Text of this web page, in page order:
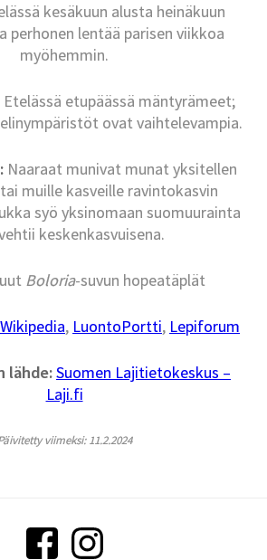
kesäkuun alusta heinäkuun
perhonen lentää parisen viikkoa
myöhemmin.
Etelässä etupäässä mäntyrämeet;
ovat vaihtelevampia.
Naaraat munivat munat yksitellen
muille kasveille ravintokasvin
syö yksinomaan suomuurainta
keskenkasvuisena.
Boloria-suvun hopeatäplät
Wikipedia, LuontoPortti, Lepiforum
lähde:Suomen Lajitietokeskus –
Laji.fi
viimeksi: 11.2.2024